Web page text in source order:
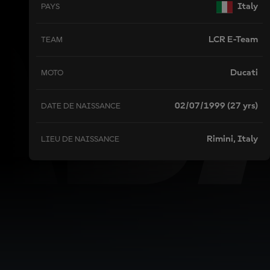
PAYS Italy
TEAM LCR E-Team
MOTO Ducati
DATE DE NAISSANCE 02/07/1999 (27 yrs)
LIEU DE NAISSANCE Rimini, Italy